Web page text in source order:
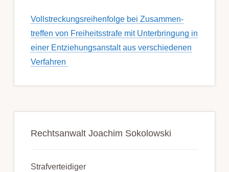
Voll­streckungs­­­reihenfolge bei Zusamm­­en­
treffen von Frei­heits­strafe mit Unter­bring­ung in
einer Ent­ziehungs­anstalt aus ver­schied­enen
Ver­fahren
Rechtsanwalt Joachim Sokolowski
Strafverteidiger